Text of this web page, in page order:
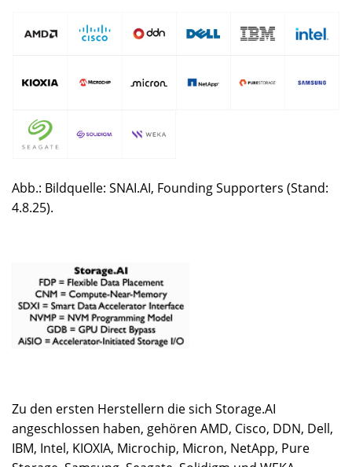
Abb.: Bildquelle: SNAI.AI, Founding Supporters (Stand:
4.8.25).
Zu den ersten Herstellern die sich Storage.AI
angeschlossen haben, gehören AMD, Cisco, DDN, Dell,
IBM, Intel, KIOXIA, Microchip, Micron, NetApp, Pure